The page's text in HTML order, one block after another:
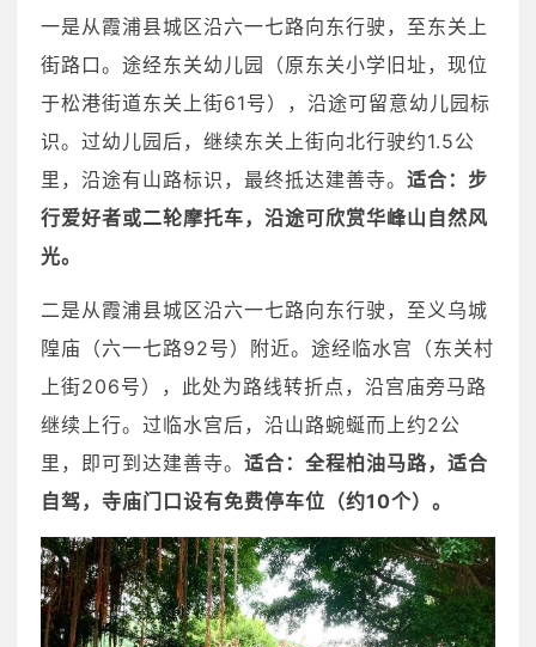
一是 从霞浦县城区沿六一七路向东行驶，至东关上
街路口。途经东关幼儿园（原东关小学旧址，现位
于松港街道东关上街61号），沿途可留意幼儿园标
识。过幼儿园后，继续东关上街向北行驶约1.5公
里，沿途有山路标识，最终抵达建善寺。 适合： 步
行爱好者或二轮摩托车，沿途可欣赏华峰山自然风
光。
二是从霞浦县城区沿六一七路向东行驶，至义乌城
隍庙（六一七路92号）附近。途经临水宫（东关村
上街206号），此处为路线转折点，沿宫庙旁马路
继续上行。过临水宫后，沿山路蜿蜒而上约2公
里，即可到达建善寺。 适合：全程柏油马路，适合
自驾，寺庙门口设有免费停车位（约10个）。